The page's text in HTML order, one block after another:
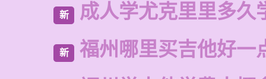
新 成人学尤克里里多久
新 福州哪里买吉他好一